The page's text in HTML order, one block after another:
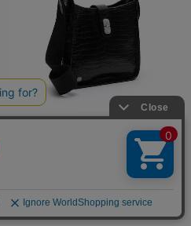
マットクロコダイル/アールデコデイ
¥ 825,000 税込